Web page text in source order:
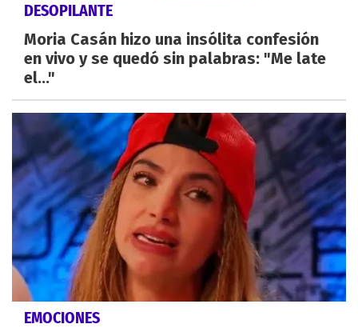
DESOPILANTE
Moria Casán hizo una insólita confesión
en vivo y se quedó sin palabras: "Me late
el..."
EMOCIONES